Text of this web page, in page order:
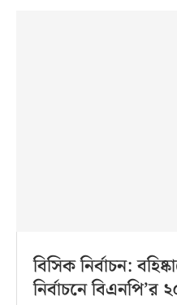
বিসিক নির্বাচন:
নির্বাচনে বিএনপি’র